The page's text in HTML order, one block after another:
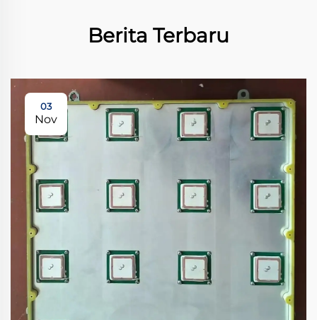
Berita Terbaru
03
Nov